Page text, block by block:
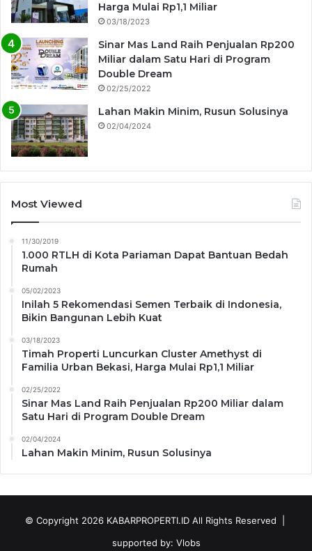
Harga Mulai Rp1,1 Miliar
03/18/2023
Sinar Mas Land Raih Penjualan Rp200
Miliar dalam Satu Hari di Program
Double Dream
02/25/2022
Lahan Makin Minim, Rusun Solusinya
02/04/2024
Most Viewed
11/30/2019
1.000 RTLH di Kota Pariaman Dapat Bantuan Bedah
Rumah
05/02/2023
Inilah 5 Rekomendasi Semen Terbaik di Indonesia,
Bikin Bangunan Lebih Kuat
03/18/2023
Timah Properti Luncurkan Cluster Amethyst di
Familia Urban Bekasi, Harga Mulai Rp1,1 Miliar
02/25/2022
Sinar Mas Land Raih Penjualan Rp200 Miliar dalam
Satu Hari di Program Double Dream
02/04/2024
Lahan Makin Minim, Rusun Solusinya
© Copyright 2026 KABARPROPERTI.IDAll Rights Reserved |
supported by: Vlobs